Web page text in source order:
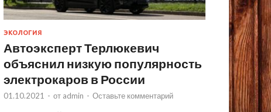
ЭКОЛОГИЯ
Автоэксперт Терлюкевич
объяснил низкую популярность
электрокаров в России
01.10.2021 - от admin - Оставьте комментарий